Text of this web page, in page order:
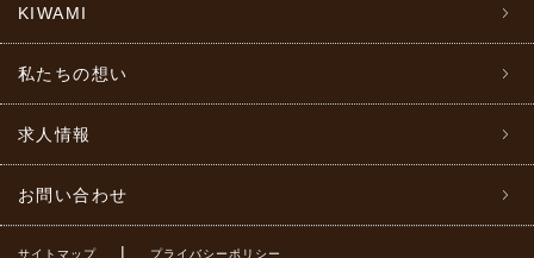
KIWAMI
私たちの想い
求人情報
お問い合わせ
サイトマップ | プライバシーポリシー